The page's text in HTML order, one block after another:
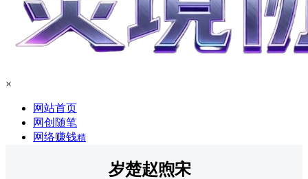
×
网站首页
网创随笔
网络赚钱精
岁楚赵煦宋